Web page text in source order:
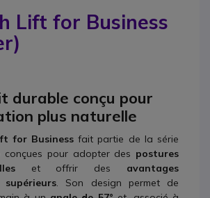
Lift for Business
durable conçu pour
plus naturelle
for Businessfait partie de la série
conçues pour adopter des postures
et offrir des avantages
supérieurs . Son design permet de